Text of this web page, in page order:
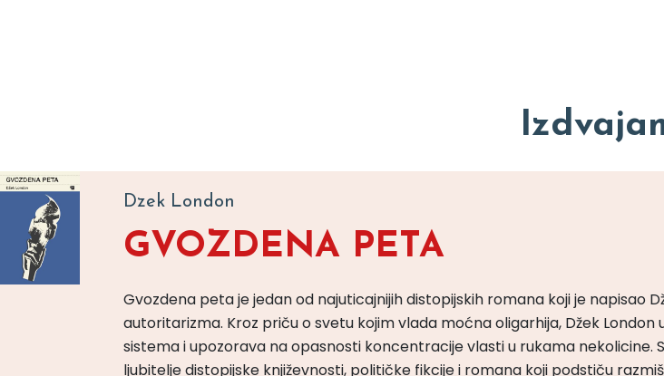
Dzek London
GVOZDENA PETA
Gvozdena peta je jedan od najuticajnijih distopijskih romana koji je napisao
autoritarizma. Kroz priču o svetu kojim vlada moćna oligarhija, Džek
sistema i upozorava na opasnosti koncentracije vlasti u rukama
ljubitelje distopijske književnosti, političke fikcije i romana koji podstiču